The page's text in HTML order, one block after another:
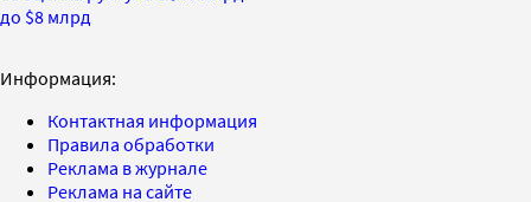
до $8 млрд
Информация:
Контактная информация
Правила обработки
Реклама в журнале
Реклама на сайте